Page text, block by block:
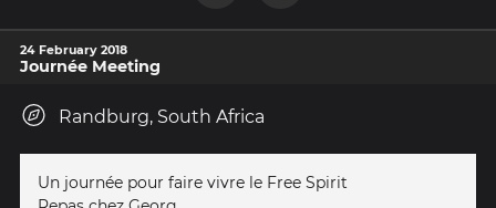
24 February 2018
Journée Meeting
Randburg, South Africa
Un journée pour faire vivre le Free Spirit